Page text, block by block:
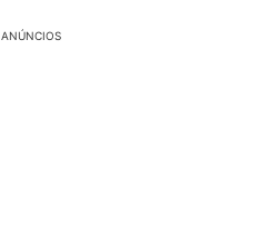
ANÚNCIOS